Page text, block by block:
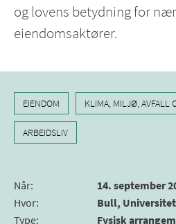
og lovens betydning for
eiendomsaktører.
EIENDOM KLIMA, MILJØ, AVFALL
ARBEIDSLIV
Når:
14. september
Hvor:
Bull,
Type:
Fysisk